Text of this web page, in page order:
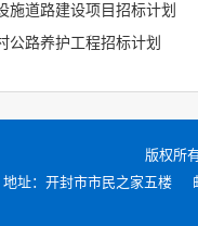
施道路建设项目招标计划
公路养护工程招标计划
版权所有
地址：开封市市民之家五楼